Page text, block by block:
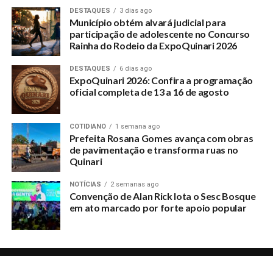
DESTAQUES 3 dias ago
Município obtém alvará judicial para
participação de adolescente no Concurso
Rainha do Rodeio da ExpoQuinari 2026
DESTAQUES 6 dias ago
ExpoQuinari 2026: Confira a programação
oficial completa de 13 a 16 de agosto
COTIDIANO 1 semana ago
Prefeita Rosana Gomes avança com obras
de pavimentação e transforma ruas no
Quinari
NOTÍCIAS 2 semanas ago
Convenção de Alan Rick lota o Sesc Bosque
em ato marcado por forte apoio popular